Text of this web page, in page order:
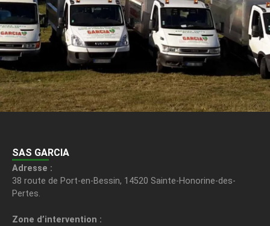
SAS GARCIA
Adresse :
38 route de Port-en-Bessin, 14520 Sainte-Honorine-des-
Pertes.
Zone d’intervention :